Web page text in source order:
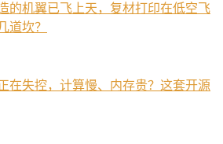
的机翼已飞上天，复材打印在低空飞
道坎？
在失控，计算慢、内存贵？这套开源